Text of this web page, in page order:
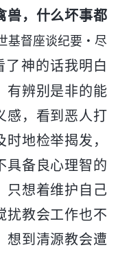
兽，什么坏事都
基督座谈纪要・尽
了神的话我明白
有辨别是非的能
感，看到恶人打
地检举揭发，
具备良心理智的
只想着维护自己
扰教会工作也不
想到清源教会遭